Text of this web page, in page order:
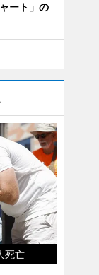
ート」の
死亡